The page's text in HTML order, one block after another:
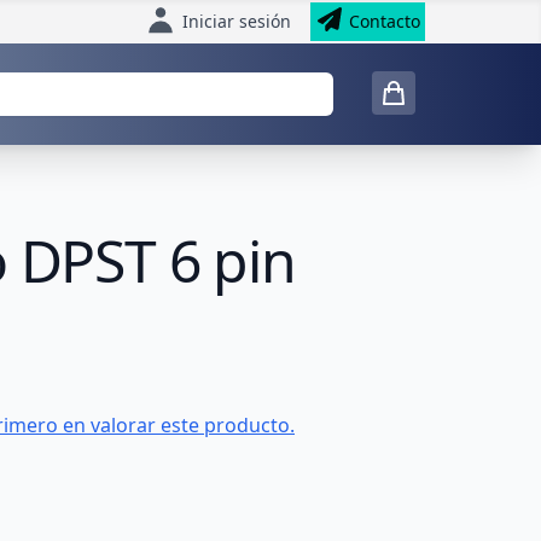
Iniciar sesión Contacto
6 pin
en valorar este producto.